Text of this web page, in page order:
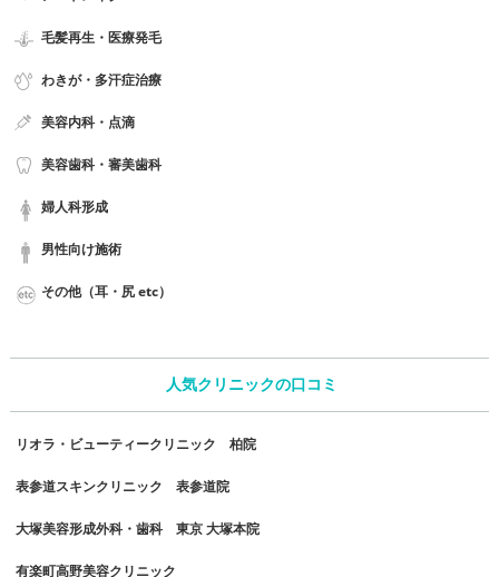
毛髪再生・医療発毛
わきが・多汗症治療
美容内科・点滴
美容歯科・審美歯科
婦人科形成
男性向け施術
その他（耳・尻 etc）
人気クリニックの口コミ
リオラ・ビューティークリニック 柏院
表参道スキンクリニック 表参道院
大塚美容形成外科・歯科 東京 大塚本院
有楽町高野美容クリニック